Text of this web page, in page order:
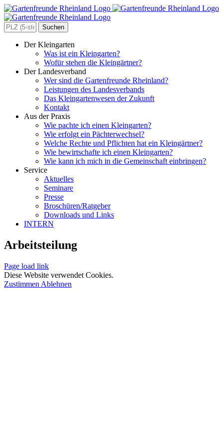
Zum
Inhalt
springen
Search
for:
Der Kleingarten
Was ist ein Kleingarten?
Wofür stehen die Kleingärtner?
Der Landesverband
Wer sind die Gartenfreunde Rheinland?
Leistungen des Landesverbands
Das Kleingartenwesen der Zukunft
Kontakt
Aus der Praxis
Wie pachte ich einen Kleingarten?
Wie erfolgt ein Pächterwechsel?
Welche Rechte und Pflichten hat ein Kleingärtner?
Wie bewirtschafte ich einen Kleingarten?
Wie kann ich mich in die Gemeinschaft einbringen?
Service
Aktuelles
Seminare
Presse
Broschüren/Ratgeber
Downloads und Links
INTERN
Arbeitsteilung
Page load link
Diese Website verwendet Cookies.
Zustimmen Ablehnen